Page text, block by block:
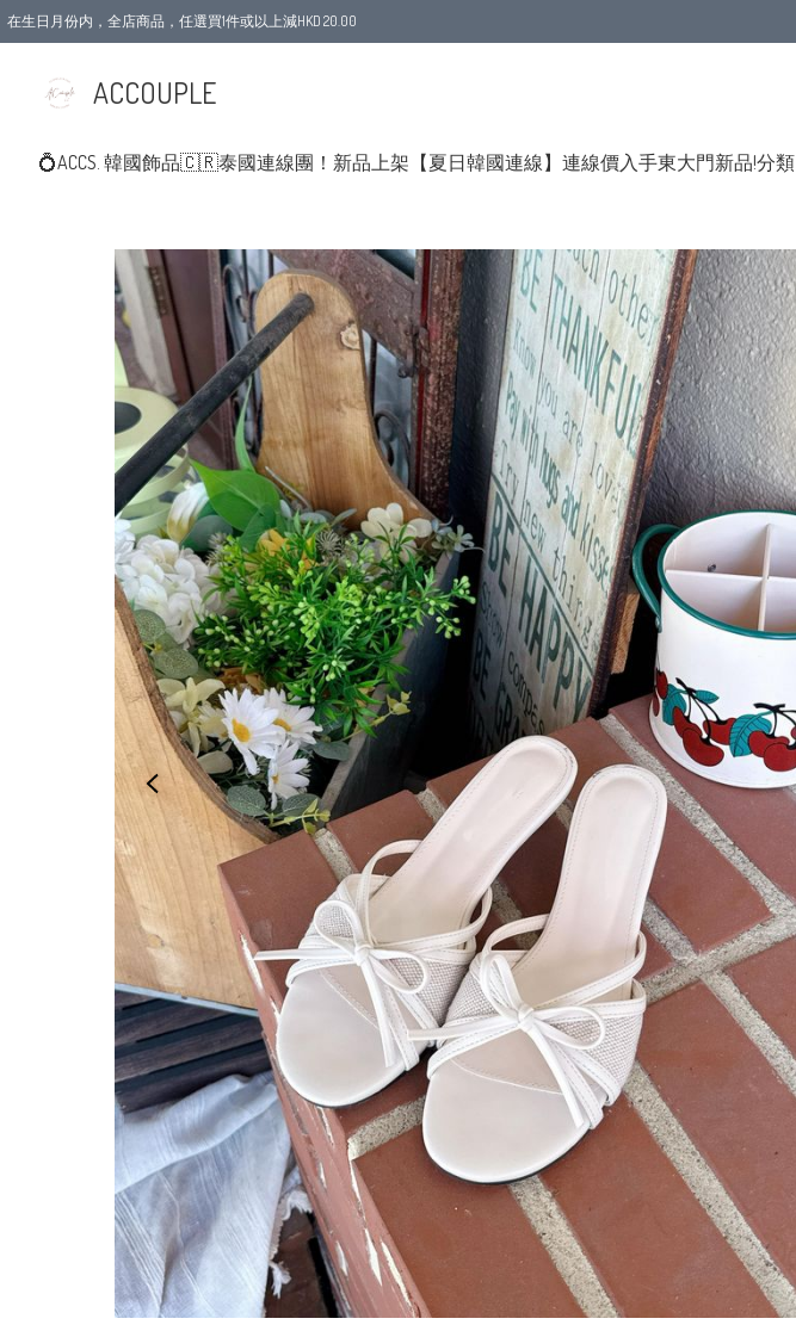
在生日月份内，全店商品，任選買1件或以上減HKD 20.00
ACCOUPLE
💍ACCS. 韓國飾品🇨🇷泰國連線團！新品上架 【夏日韓國連線】連線價入手東大門新品!分類